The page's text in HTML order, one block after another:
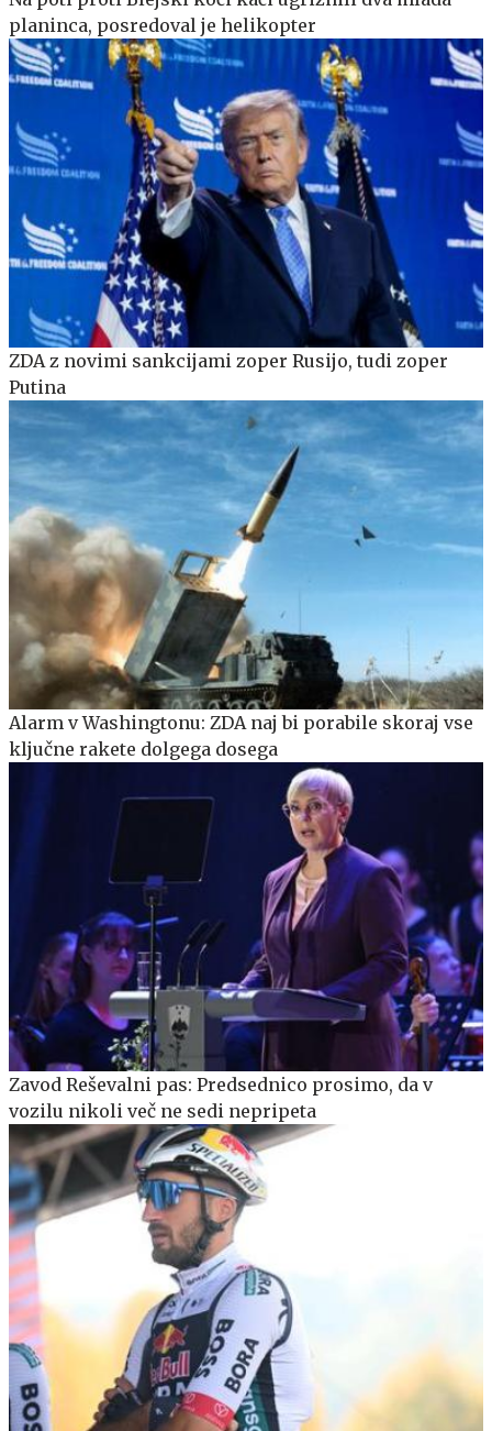
planinca, posredoval je helikopter
ZDA z novimi sankcijami zoper Rusijo, tudi zoper
Putina
Alarm v Washingtonu: ZDA naj bi porabile skoraj vse
ključne rakete dolgega dosega
Zavod Reševalni pas: Predsednico prosimo, da v
vozilu nikoli več ne sedi nepripeta